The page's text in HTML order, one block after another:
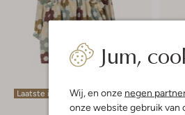
Jum,
Wij, en onze negen
onze website gebruik van
Laatste items
-